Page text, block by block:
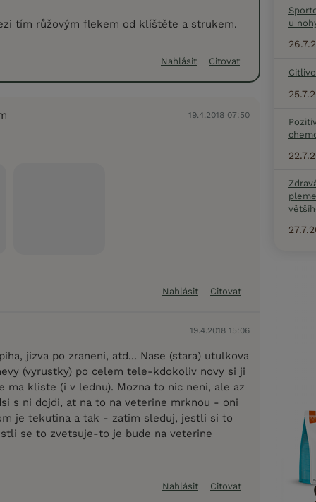
tím růžovým flekem od klíštěte a strukem.
Nahlásit Citovat
19.4.2018 07:50
Nahlásit Citovat
19.4.2018 15:06
jizva po zraneni, atd... Nase (stara) utulkova
(vyrustky) po celem tele-kdokoliv novy si ji
ma kliste (i v lednu). Mozna to nic neni, ale az
s ni dojdi, at na to na veterine mrknou - oni
je tekutina a tak - zatim sleduj, jestli si to
se to zvetsuje-to je bude na veterine
Nahlásit Citovat
u